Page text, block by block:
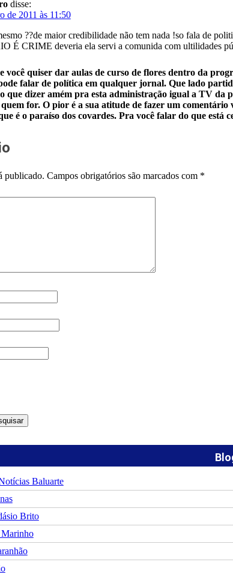
disse:
de 2011 às 11:50
??de maior credibilidade não tem nada !so fala de
É CRIME deveria ela servi a comunida com ultilidades
você quiser dar aulas de curso de flores dentro da
falar de política em qualquer jornal. Que lado
que dizer amém pra esta administração igual a TV da
for. O pior é a sua atitude de fazer um comentário
é o paraíso dos covardes. Pra você falar do que
publicado. Campos obrigatórios são marcados com *
Baluarte
Brito